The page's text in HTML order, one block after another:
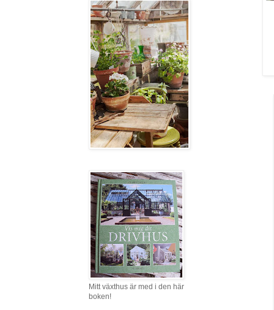
Mitt växthus är med i den här
boken!